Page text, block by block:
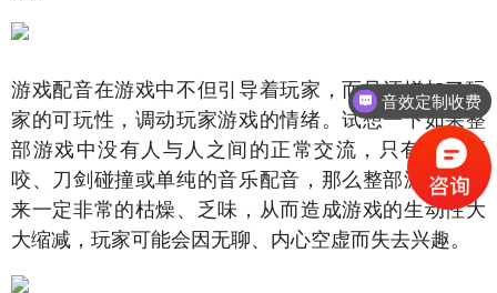
游戏配音在游戏中不但引导着玩家，而且还增加了玩
家的可玩性，调动玩家游戏的情绪。试想一下如果整
部游戏中没有人与人之间的正常交流，只有怪兽撕
咬、刀剑碰撞或单纯的音乐配音，那么整部游戏听起
来一定非常的枯燥、乏味，从而造成游戏的生动性大
大缩减，玩家可能会因无聊、内心空虚而失去兴趣。
音效定制收费